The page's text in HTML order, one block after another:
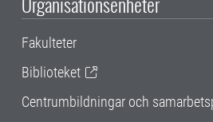
Fakulteter
Biblioteket
Centrumbildningar och